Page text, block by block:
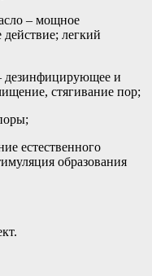
– мощное
легкий
дезинфицирующее и
стягивание пор;
естественного
образования